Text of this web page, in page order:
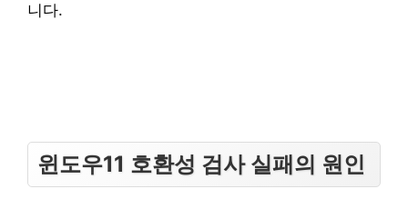
니다.
윈도우11 호환성 검사 실패의 원인